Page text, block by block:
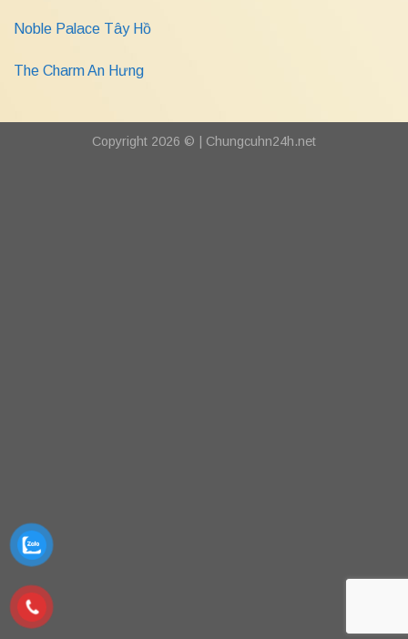
Noble Palace Tây Hồ
The Charm An Hưng
Copyright 2026 © | Chungcuhn24h.net